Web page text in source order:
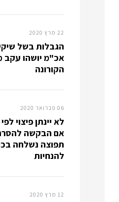
22 מרץ 2020
הגבלות בשל
אכ"מ יושהו עקב
הקורונה
06 פברואר 2020
לא יינתן פיצוי
אם הבקשה
תפוצה נשלחה
להנחיות
12 מרץ 2020